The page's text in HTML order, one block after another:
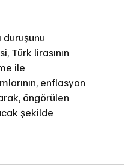
duruşunu
Türk lirasının
ile
enflasyon
öngörülen
şekilde